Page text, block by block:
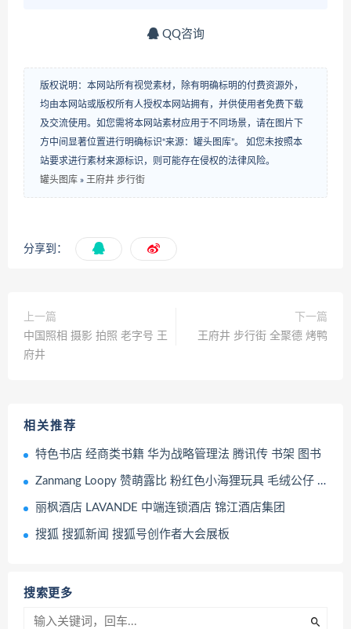
QQ咨询
版权说明：本网站所有视觉素材，除有明确标明的付费资源外，
均由本网站或版权所有人授权本网站拥有，并供使用者免费下载
及交流使用。如您需将本网站素材应用于不同场景，请在图片下
方中间显著位置进行明确标识“来源：罐头图库”。 如您未按照本
站要求进行素材来源标识，则可能存在侵权的法律风险。
罐头图库 » 王府井 步行街
分享到：
上一篇
中国照相 摄影 拍照 老字号 王
府井
下一篇
王府井 步行街 全聚德 烤鸭
相关推荐
特色书店 经商类书籍 华为战略管理法 腾讯传 书架 图书
Zanmang Loopy 赞萌露比 粉红色小海狸玩具 毛绒公仔 赞萌露比快闪店
丽枫酒店 LAVANDE 中端连锁酒店 锦江酒店集团
搜狐 搜狐新闻 搜狐号创作者大会展板
搜索更多